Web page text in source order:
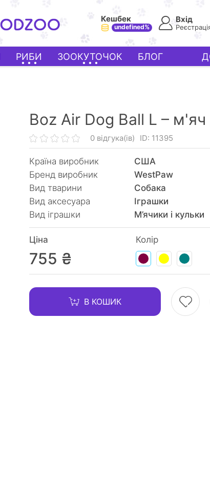
Кешбек
undefined%
Вхід
РИБИ ЗООКУТОЧОК БЛОГ
Boz Air Dog Ball L –
0 відгука(ів) ID: 11395
Країна виробник
США
Бренд виробник
WestPaw
Вид тварини
Собака
Вид аксесуара
Іграшки
Вид іграшки
М’ячики і кульки
Ціна
755 ₴
Колір
В КОШИК